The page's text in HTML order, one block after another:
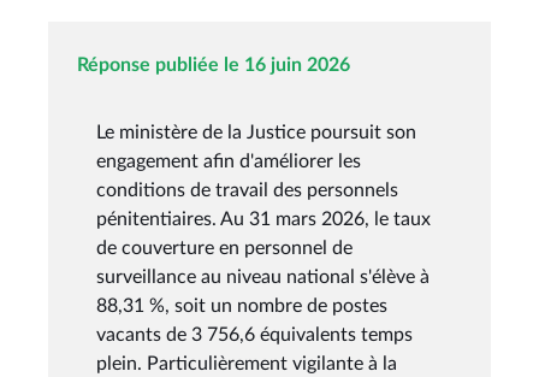
Réponse publiée le 16 juin 2026
Le ministère de la Justice poursuit son
engagement afin d'améliorer les
conditions de travail des personnels
pénitentiaires. Au 31 mars 2026, le taux
de couverture en personnel de
surveillance au niveau national s'élève à
88,31 %, soit un nombre de postes
vacants de 3 756,6 équivalents temps
plein. Particulièrement vigilante à la